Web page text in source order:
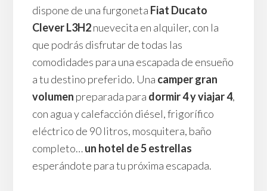
dispone de una furgoneta Fiat Ducato
Clever L3H2nuevecita en alquiler, con la
que podrás disfrutar de todas las
comodidades para una escapada de ensueño
a tu destino preferido. Una camper gran
volumen preparada para dormir 4 y viajar 4,
con agua y calefacción diésel, frigorífico
eléctrico de 90 litros, mosquitera, baño
completo…un hotel de 5 estrellas
esperándote para tu próxima escapada.